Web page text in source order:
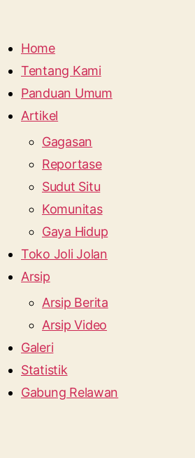
Home
Tentang Kami
Panduan Umum
Artikel
Gagasan
Reportase
Sudut Situ
Komunitas
Gaya Hidup
Toko Joli Jolan
Arsip
Arsip Berita
Arsip Video
Galeri
Statistik
Gabung Relawan